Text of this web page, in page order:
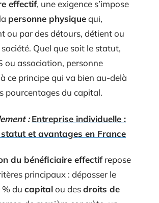
effectif, une exigence s’impose
personne physiquequi,
ou par des détours, détient ou
Quel que soit le statut,
ou association, personne
à ce principe qui va bien au-delà
pourcentages du capital.
: Entreprise individuelle :
et avantages en France
du bénéficiaire effectifrepose
principaux : dépasser le
% du capitalou desdroits de